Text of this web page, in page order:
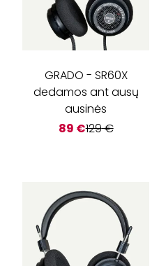
GRADO - SR60X
dedamos ant ausų
ausinės
89 €129€